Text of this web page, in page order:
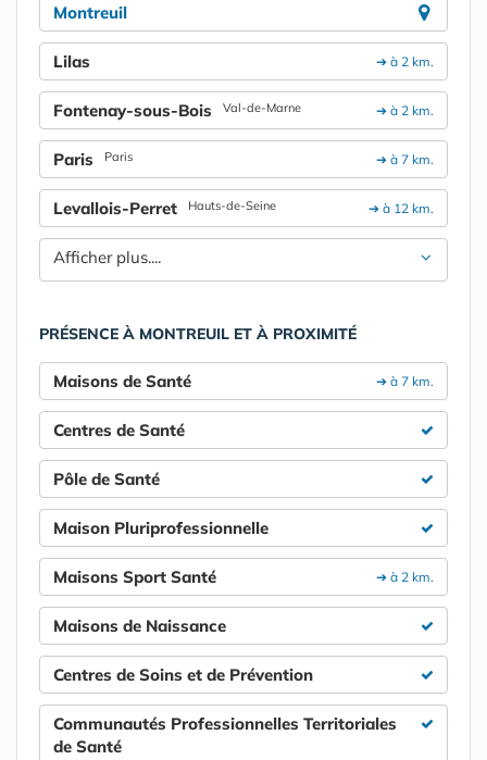
Montreuil
➔ à 2 km.
Lilas
➔ à 2 km.
Fontenay-sous-Bois Val-de-Marne
➔ à 7 km.
Paris Paris
➔ à 12 km.
Levallois-Perret Hauts-de-Seine
Afficher plus....
PRÉSENCE À MONTREUIL ET À PROXIMITÉ
➔ à 7 km.
Maisons de Santé
Centres de Santé
Pôle de Santé
Maison Pluriprofessionnelle
➔ à 2 km.
Maisons Sport Santé
Maisons de Naissance
Centres de Soins et de Prévention
Communautés Professionnelles Territoriales
de Santé